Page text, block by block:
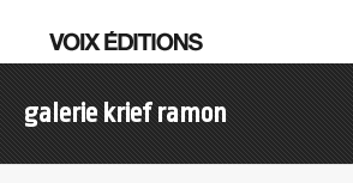
galerie krief ramon